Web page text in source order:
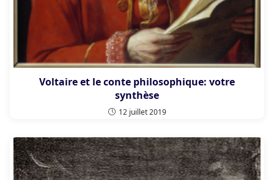
Voltaire et le conte philosophique: votre
synthèse
12 juillet 2019